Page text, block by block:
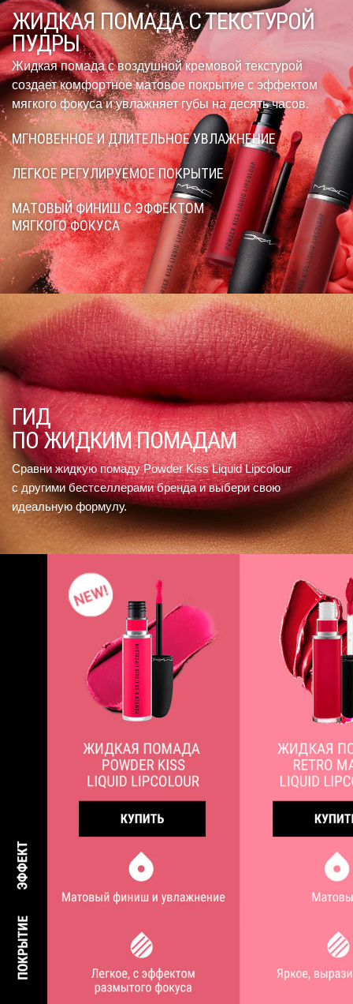
ЖИДКАЯ ПОМАДА С ТЕКСТУРОЙ
ПУДРЫ
Жидкая помада с воздушной кремовой текстурой
создает комфортное матовое покрытие с эффектом
мягкого фокуса и увлажняет губы на десять часов.
МГНОВЕННОЕ И ДЛИТЕЛЬНОЕ УВЛАЖНЕНИЕ
ЛЕГКОЕ РЕГУЛИРУЕМОЕ ПОКРЫТИЕ
МАТОВЫЙ ФИНИШ С ЭФФЕКТОМ
МЯГКОГО ФОКУСА
ГИД
ПО ЖИДКИМ ПОМАДАМ
Сравни жидкую помаду Powder Kiss Liquid Lipcolour
с другими бестселлерами бренда и выбери свою
идеальную формулу.